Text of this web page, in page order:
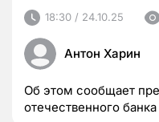
18:30 / 24.10.25
Антон Харин
Об этом сообщает
отечественного банка